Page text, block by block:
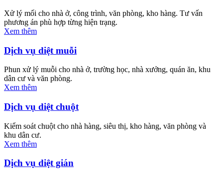
Xử lý mối cho nhà ở, công trình, văn phòng, kho hàng. Tư vấn
phương án phù hợp từng hiện trạng.
Xem thêm
Dịch vụ diệt muỗi
Phun xử lý muỗi cho nhà ở, trường học, nhà xưởng, quán ăn, khu
dân cư và văn phòng.
Xem thêm
Dịch vụ diệt chuột
Kiểm soát chuột cho nhà hàng, siêu thị, kho hàng, văn phòng và
khu dân cư.
Xem thêm
Dịch vụ diệt gián